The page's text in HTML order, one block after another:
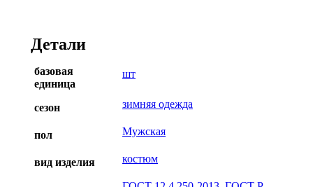
Детали
базовая
единица
шт
сезон зимняя одежда
пол Мужская
вид изделия костюм